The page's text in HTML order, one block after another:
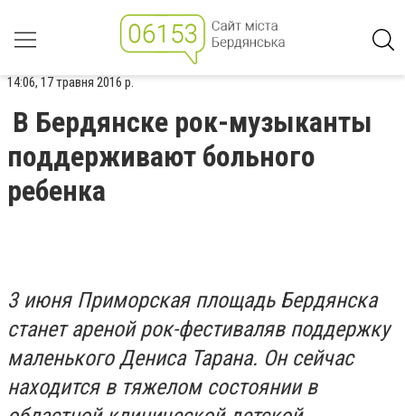
14:06, 17 травня 2016 р.
В Бердянске рок-музыканты
поддерживают больного
ребенка
3 июня Приморская площадь Бердянска
станет ареной рок-фестиваляв поддержку
маленького Дениса Тарана. Он сейчас
находится в тяжелом состоянии в